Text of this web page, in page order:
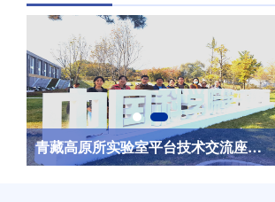
青藏高原所实验室平台技术交流座谈顺利召开